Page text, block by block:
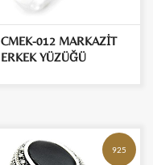
CMEK-012 MARKAZİT
ERKEK YÜZÜĞÜ
925